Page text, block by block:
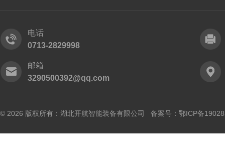
电话
0713-2829998
邮箱
3290500392@qq.com
© 2026 版权所有：湖北开航智能装备有限公司 备案号： 鄂ICP备